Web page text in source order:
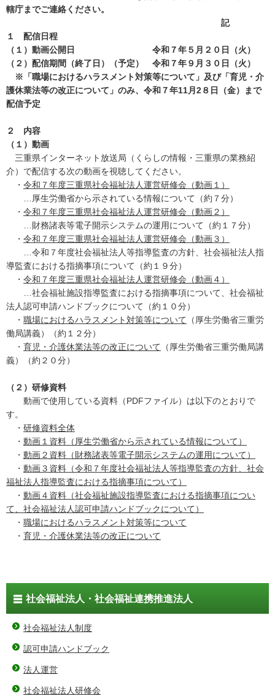
轄庁までご連絡ください。
記
１ 配信日程
（１）動画公開日 令和７年５月２０日（火）
（２）配信期間（終了日）（予定） 令和７年９月３０日（火）
※「職場におけるハラスメント対策等について 」及び「育児・介
護休業法等の改正について」のみ、令和７年11月2８日（金）
まで
配信予定
２ 内容
（１）動画
三重県インターネット放送局（くらしの情報・三重県の業務紹
介）で配信する次の動画を視聴してください。
・ 令和７年度三重県社会福祉法人運営研修会（動画１）
…厚生労働省から示されている情報について（約７分）
・ 令和７年度三重県社会福祉法人運営研修会（動画２）
…財務諸表等電子開示システムの運用について（約１７分）
・ 令和７年度三重県社会福祉法人運営研修会（動画３）
…令和７年度社会福祉法人等指導監査の方針、社会福祉法人指
導監査における指摘事項について（約１９分）
・ 令和７年度三重県社会福祉法人運営研修会（動画４）
…社会福祉施設指導監査における指摘事項について、社会福祉
法人認可申請ハンドブックについて（約１０分）
・ 職場におけるハラスメント対策等について （厚生労働省三重労
働局講義）（約１２分）
・ 育児・介護休業法等の改正について （厚生労働省三重労働局講
義）（約２０分）
（２）研修資料
動画で使用している資料（PDFファイル）は以下のとおりで
す。
・ 研修資料全体
・ 動画１資料（厚生労働省から示されている情報について）
・ 動画２資料（財務諸表等電子開示システムの運用について）
・ 動画３資料（令和７年度社会福祉法人等指導監査の方針、社会
福祉法人指導監査における指摘事項について）
・ 動画４資料（社会福祉施設指導監査における指摘事項につい
て、社会福祉法人認可申請ハンドブックについて）
・ 職場におけるハラスメント対策等について
・ 育児・介護休業法等の改正について
社会福祉法人・社会福祉連携推進法人
社会福祉法人制度
認可申請ハンドブック
法人運営
社会福祉法人研修会